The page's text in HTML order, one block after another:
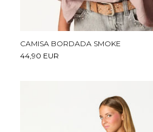
CAMISA BORDADA SMOKE
44,90 EUR